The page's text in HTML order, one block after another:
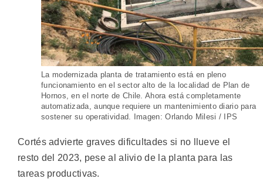
La modernizada planta de tratamiento está en pleno
funcionamiento en el sector alto de la localidad de Plan de
Hornos, en el norte de Chile. Ahora está completamente
automatizada, aunque requiere un mantenimiento diario para
sostener su operatividad. Imagen: Orlando Milesi / IPS
Cortés advierte graves dificultades si no llueve el
resto del 2023, pese al alivio de la planta para las
tareas productivas.